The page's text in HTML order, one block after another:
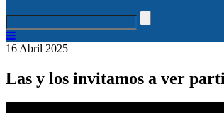
16 Abril 2025
Las y los invitamos a ver